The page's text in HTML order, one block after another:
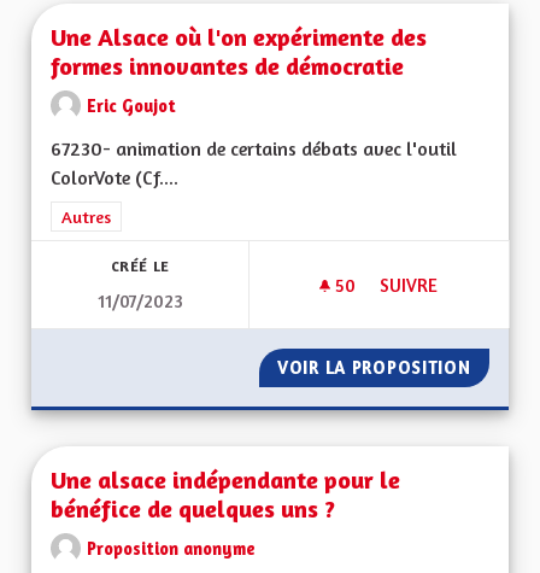
Une Alsace où l'on expérimente des
formes innovantes de démocratie
Eric Goujot
67230- animation de certains débats avec l'outil
ColorVote (Cf....
Filtrer les résultats de la catégorie : Autres
Autres
CRÉÉ LE
11/07/2023
50 50 ABONNÉS
SUIVRE
VOIR LA PROPOSITION UNE
Une alsace indépendante pour le
bénéfice de quelques uns ?
Proposition anonyme